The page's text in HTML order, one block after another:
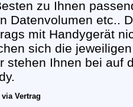
zu Ihnen
Datenvolumen etc..
mit Handygerät
sich die
stehen Ihnen bei auf
Vertrag